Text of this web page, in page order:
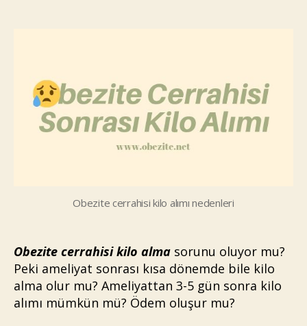
Obezite cerrahisi kilo alımı nedenleri
Obezite cerrahisi kilo alma sorunu oluyor mu?
Peki ameliyat sonrası kısa dönemde bile kilo
alma olur mu? Ameliyattan 3-5 gün sonra kilo
alımı mümkün mü? Ödem oluşur mu?